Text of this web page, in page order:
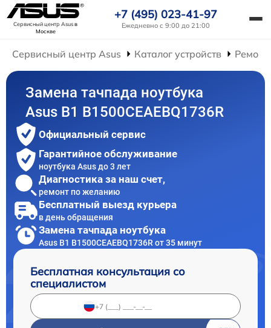
Сервисный центр Asusв
Москве
+7 (495) 023-41-97
Ежедневно с 9:00 до 21:00
Сервисный центр Asus Каталог устройств
Замена тачпада ноутбука
Asus B1 B1500CEAEBQ1736R
Официальный сервис
Гарантийное обслуживание
ноутбука Asus до 3 лет
Диагностика за наш счет,
ремонт по желанию
Бесплатный выезд курьера
в день обращения
Замена тачпада ноутбука
Asus B1 B1500CEAEBQ1736R от 35 минут
Бесплатная консультация со
специалистом